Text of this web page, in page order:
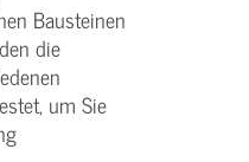
Bausteinen
die
um Sie